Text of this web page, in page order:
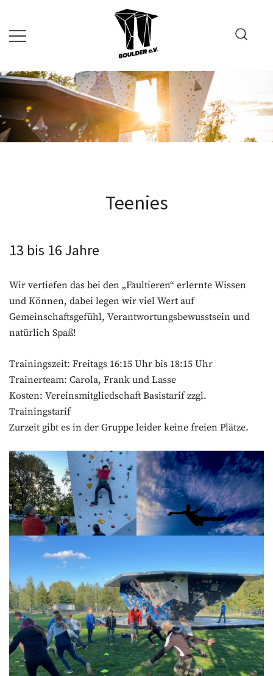
Inhalt
Teenies
13 bis 16 Jahre
Wir vertiefen das bei den „Faultieren“ erlernte Wissen
und Können, dabei legen wir viel Wert auf
Gemeinschaftsgefühl, Verantwortungsbewusstsein und
natürlich Spaß!
Trainingszeit: Freitags 16:15 Uhr bis 18:15 Uhr
Trainerteam: Carola, Frank und Lasse
Kosten: Vereinsmitgliedschaft Basistarif zzgl.
Trainingstarif
Zurzeit gibt es in der Gruppe leider keine freien Plätze.